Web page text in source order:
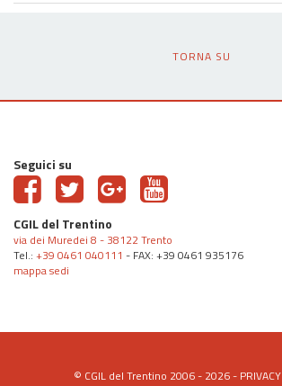
TORNA SU
Seguici su
CGIL del Trentino
via dei Muredei 8 - 38122 Trento
Tel.: +39 0461 040111 - FAX: +39 0461 935176
mappa sedi
© CGIL del Trentino 2006 - 2026 - PRIVACY